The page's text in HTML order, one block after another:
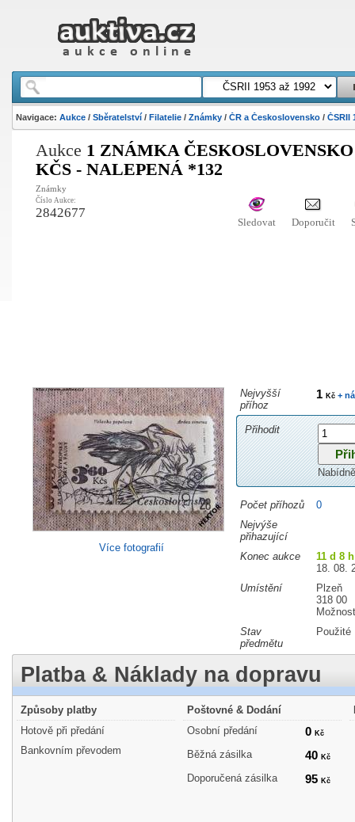
Navigace: Aukce/ Sběratelství/ Filatelie/ Známky/ ČR a Československo/ ČSRII
Aukce 1 ZNÁMKA ČESKOSLOVENSKO
KČS - NALEPENÁ *132
Známky
Číslo Aukce:
2842677
Sledovat Doporučit
Více fotografií
Nejvyšší
příhoz
1 Kč+
Přihodit
Počet příhozů
0
Nejvýše
přihazující
Konec aukce
11 d 8
18. 08.
Umístění
Plzeň
318 00
Stav
předmětu
Použité
Platba & Náklady na dopravu
Způsoby platby
Hotově při předání
Bankovním převodem
Poštovné & Dodání
Osobní předání
0 Kč
Běžná zásilka 40 Kč
Doporučená zásilka 95 Kč